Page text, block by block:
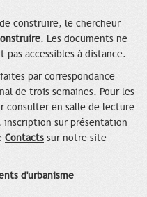
construire, le chercheur
. Les documents ne
pas accessibles à distance.
par correspondance
de trois semaines. Pour les
consulter en salle de lecture
inscription sur présentation
Contacts sur notre site
d'urbanisme